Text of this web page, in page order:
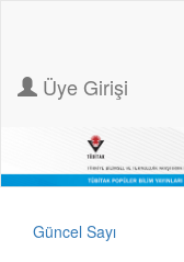
Üye Girişi
Güncel Sayı